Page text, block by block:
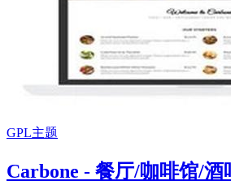
GPL主题
Carbone - 餐厅/咖啡馆/酒